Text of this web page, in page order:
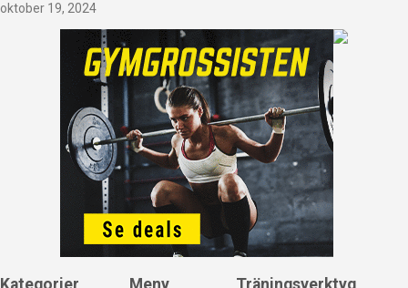
oktober 19, 2024
Kategorier Meny Träningsverktyg